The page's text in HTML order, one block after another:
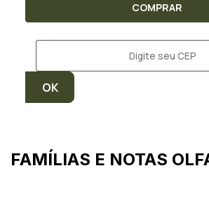
COMPRAR
FAMÍLIAS E NOTAS